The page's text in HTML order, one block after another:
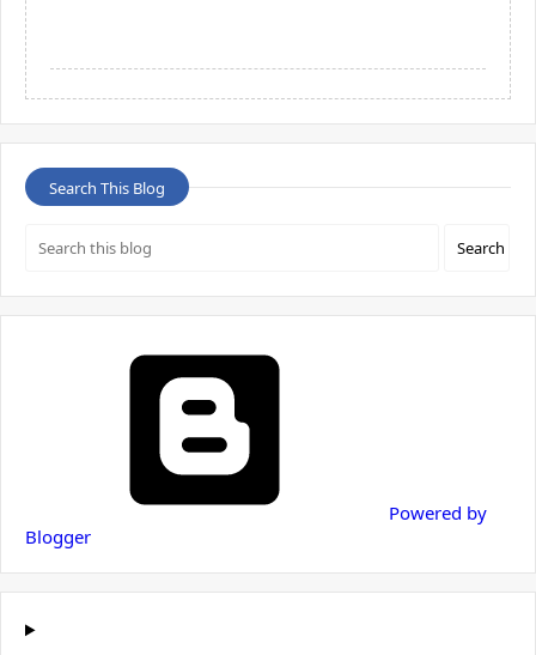
Search This Blog
Powered by
Blogger